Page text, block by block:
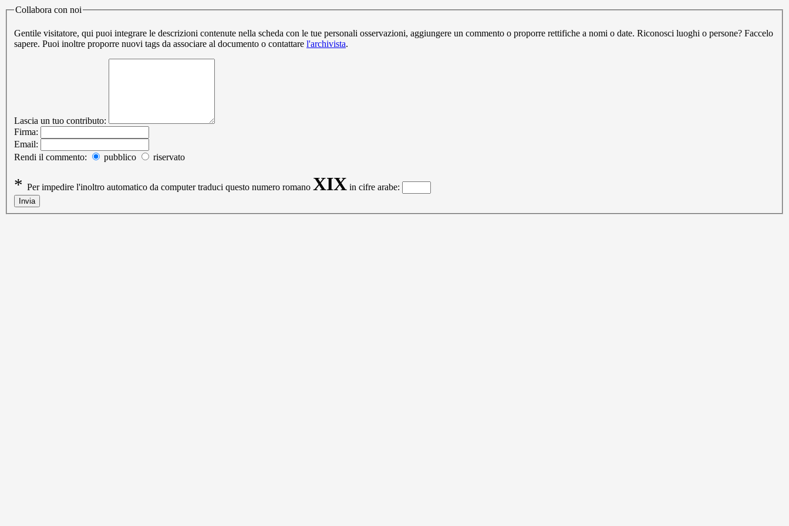
Collabora con noi
Gentile visitatore, qui puoi integrare le descrizioni contenute nella scheda con le tue personali osservazioni, aggiungere un commento o proporre rettifiche a nomi o date. Riconosci luoghi o persone? Faccelo
sapere. Puoi inoltre proporre nuovi tags da associare al documento o contattare l'archivista.
Lascia un tuo contributo:
Firma:
Email:
Rendi il commento:
pubblico riservato
* Per impedire l'inoltro automatico da computer traduci questo numero romano XIX in cifre arabe: